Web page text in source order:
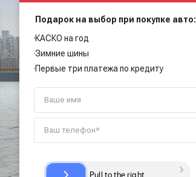
Подарок на выбор при покупке авто:
КАСКО на год
Зимние шины
Первые три платежа по кредиту